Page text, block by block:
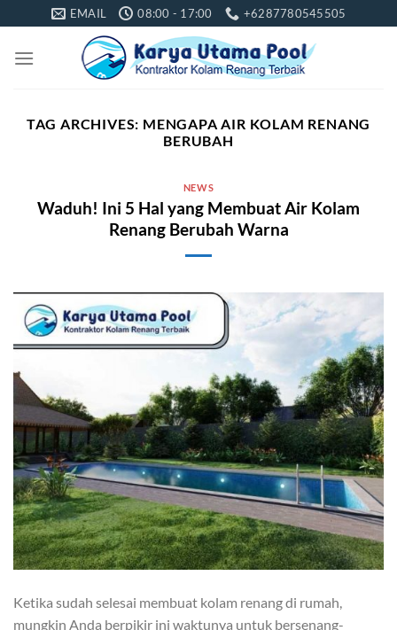
to
content
EMAIL 08:00 - 17:00 +6287780545505
TAG ARCHIVES: MENGAPA AIR KOLAM RENANG
BERUBAH
NEWS
Waduh! Ini 5 Hal yang Membuat Air Kolam
Renang Berubah Warna
Ketika sudah selesai membuat kolam renang di rumah,
mungkin Anda berpikir ini waktunya untuk bersenang-